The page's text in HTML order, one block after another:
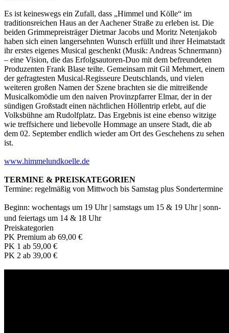
Es ist keineswegs ein Zufall, dass „Himmel und Kölle“ im
traditionsreichen Haus an der Aachener Straße zu erleben ist. Die
beiden Grimmepreisträger Dietmar Jacobs und Moritz Netenjakob
haben sich einen langersehnten Wunsch erfüllt und ihrer Heimatstadt
ihr erstes eigenes Musical geschenkt (Musik: Andreas Schnermann)
– eine Vision, die das Erfolgsautoren-Duo mit dem befreundeten
Produzenten Frank Blase teilte. Gemeinsam mit Gil Mehmert, einem
der gefragtesten Musical-Regisseure Deutschlands, und vielen
weiteren großen Namen der Szene brachten sie die mitreißende
Musicalkomödie um den naiven Provinzpfarrer Elmar, der in der
sündigen Großstadt einen nächtlichen Höllentrip erlebt, auf die
Volksbühne am Rudolfplatz. Das Ergebnis ist eine ebenso witzige
wie treffsichere und liebevolle Hommage an unsere Stadt, die ab
dem 02. September endlich wieder am Ort des Geschehens zu sehen
ist.
www.himmelundkoelle.de
TERMINE & PREISKATEGORIEN
Termine: regelmäßig von Mittwoch bis Samstag plus Sondertermine
Beginn: wochentags um 19 Uhr | samstags um 15 & 19 Uhr | sonn-
und feiertags um 14 & 18 Uhr
Preiskategorien
PK Premium ab 69,00 €
PK 1 ab 59,00 €
PK 2 ab 39,00 €